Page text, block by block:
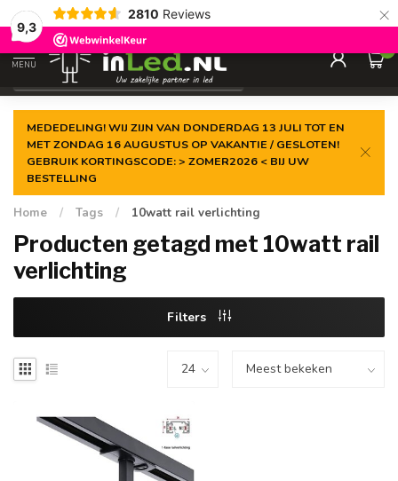
9,3
2810 Reviews ×
Gegarandeerde delaagste prijs
MENU
0
MEDEDELING! WIJ ZIJN VAN DONDERDAG 13 JULI TOT EN
MET ZONDAG 16 AUGUSTUS OP VAKANTIE / GESLOTEN!
GEBRUIK KORTINGSCODE: > ZOMER2026 < BIJ UW
BESTELLING
Home / Tags / 10watt rail verlichting
Producten getagd met 10watt rail
verlichting
Filters